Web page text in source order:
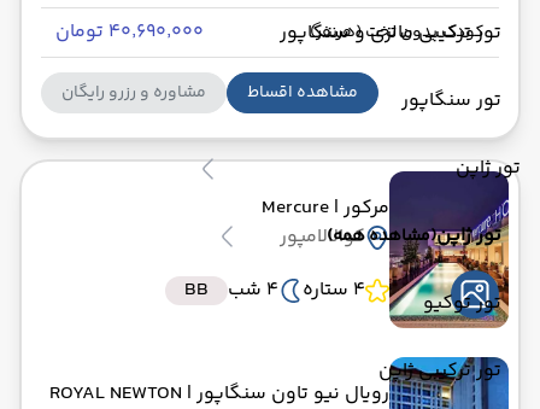
تور ترکیبی مالزی و سنگاپور
تور سنگاپور
تور ژاپن
تور ژاپن(مشاهده همه)
تور توکیو
تور ترکیبی ژاپن
کودک بدون تخت (هرنفر) ۴۰٬۶۹۰٬۰۰۰ تومان
مشاهده اقساط مشاوره و رزرو رایگان
مرکور| Mercure
کوالالامپور
4 ستاره
4 شب BB
رویال نیو تاون سنگاپور| ROYAL NEWTON